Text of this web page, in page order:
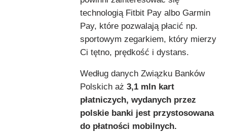
technologią Fitbit Pay albo Garmin
Pay, które pozwalają płacić np.
sportowym zegarkiem, który mierzy
Ci tętno, prędkość i dystans.
Według danych Związku Banków
Polskich aż 3,1 mln kart
płatniczych, wydanych przez
polskie banki jest przystosowana
do płatności mobilnych.